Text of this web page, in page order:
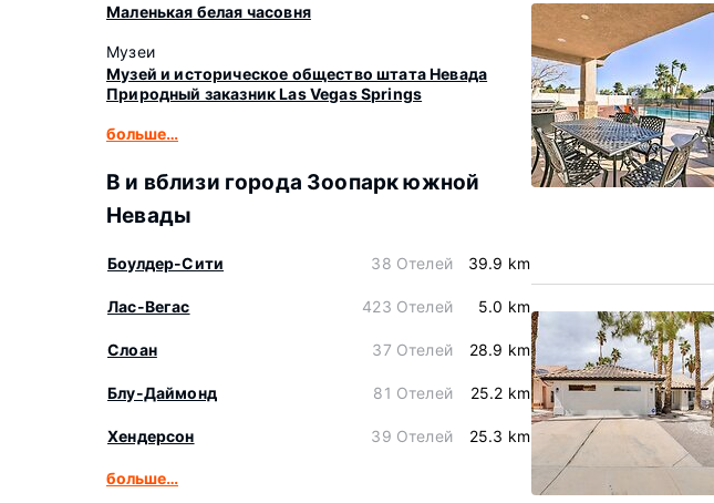
Маленькая белая часовня
Музеи
Музей и историческое общество штата Невада
Природный заказник Las Vegas Springs
больше…
В и вблизи города Зоопарк южной
Невады
Боулдер-Сити 38 Отелей 39.9 km
Лас-Вегас 423 Отелей 5.0 km
Слоан 37 Отелей 28.9 km
Блу-Даймонд 81 Отелей 25.2 km
Хендерсон 39 Отелей 25.3 km
больше…